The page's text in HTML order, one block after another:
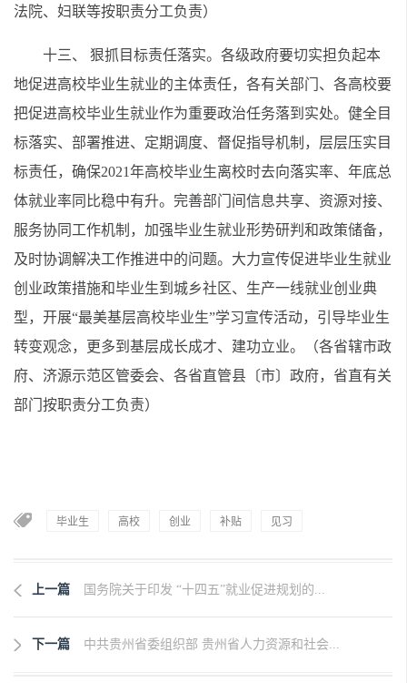
法院、妇联等按职责分工负责）
十三、 狠抓目标责任落实。各级政府要切实担负起本
地促进高校毕业生就业的主体责任，各有关部门、各高校要
把促进高校毕业生就业作为重要政治任务落到实处。健全目
标落实、部署推进、定期调度、督促指导机制，层层压实目
标责任，确保2021年高校毕业生离校时去向落实率、年底总
体就业率同比稳中有升。完善部门间信息共享、资源对接、
服务协同工作机制，加强毕业生就业形势研判和政策储备，
及时协调解决工作推进中的问题。大力宣传促进毕业生就业
创业政策措施和毕业生到城乡社区、生产一线就业创业典
型，开展“最美基层高校毕业生”学习宣传活动，引导毕业生
转变观念，更多到基层成长成才、建功立业。（各省辖市政
府、济源示范区管委会、各省直管县〔市〕政府，省直有关
部门按职责分工负责）
毕业生 高校 创业 补贴 见习
上一篇 国务院关于印发 “十四五”就业促进规划的...
下一篇 中共贵州省委组织部 贵州省人力资源和社会...